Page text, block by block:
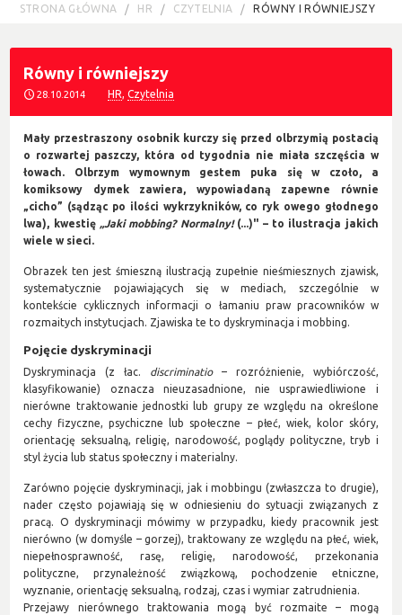
STRONA GŁÓWNA HR CZYTELNIA RÓWNY I RÓWNIEJSZY
Równy i równiejszy
28.10.2014 HR,Czytelnia
Mały przestraszony osobnik kurczy się przed olbrzymią postacią
o rozwartej paszczy, która od tygodnia nie miała szczęścia w
łowach. Olbrzym wymownym gestem puka się w czoło, a
komiksowy dymek zawiera, wypowiadaną zapewne równie
„cicho” (sądząc po ilości wykrzykników, co ryk owego głodnego
lwa), kwestię „Jaki mobbing? Normalny! (...)" – to ilustracja jakich
wiele w sieci.
Obrazek ten jest śmieszną ilustracją zupełnie nieśmiesznych zjawisk,
systematycznie pojawiających się w mediach, szczególnie w
kontekście cyklicznych informacji o łamaniu praw pracowników w
rozmaitych instytucjach. Zjawiska te to dyskryminacja i mobbing.
Pojęcie dyskryminacji
Dyskryminacja (z łac. discriminatio – rozróżnienie, wybiórczość,
klasyfikowanie) oznacza nieuzasadnione, nie usprawiedliwione i
nierówne traktowanie jednostki lub grupy ze względu na określone
cechy fizyczne, psychiczne lub społeczne – płeć, wiek, kolor skóry,
orientację seksualną, religię, narodowość, poglądy polityczne, tryb i
styl życia lub status społeczny i materialny.
Zarówno pojęcie dyskryminacji, jak i mobbingu (zwłaszcza to drugie),
nader często pojawiają się w odniesieniu do sytuacji związanych z
pracą. O dyskryminacji mówimy w przypadku, kiedy pracownik jest
nierówno (w domyśle – gorzej), traktowany ze względu na płeć, wiek,
niepełnosprawność, rasę, religię, narodowość, przekonania
polityczne, przynależność związkową, pochodzenie etniczne,
wyznanie, orientację seksualną, rodzaj, czas i wymiar zatrudnienia.
Przejawy nierównego traktowania mogą być rozmaite – mogą